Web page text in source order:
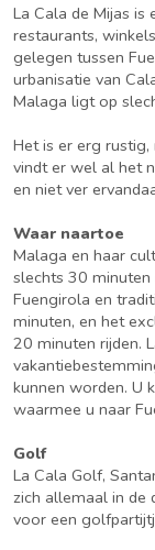
La Cala de Mijas
restaurants,
gelegen tussen
urbanisatie van
Malaga ligt op
Het is er erg
vindt er wel al het
en niet ver
Waar naartoe
Malaga en haar
slechts 30 minuten
Fuengirola en
minuten, en het
20 minuten rijden.
kunnen worden. U
waarmee u naar
Golf
La Cala Golf,
zich allemaal in de
voor een